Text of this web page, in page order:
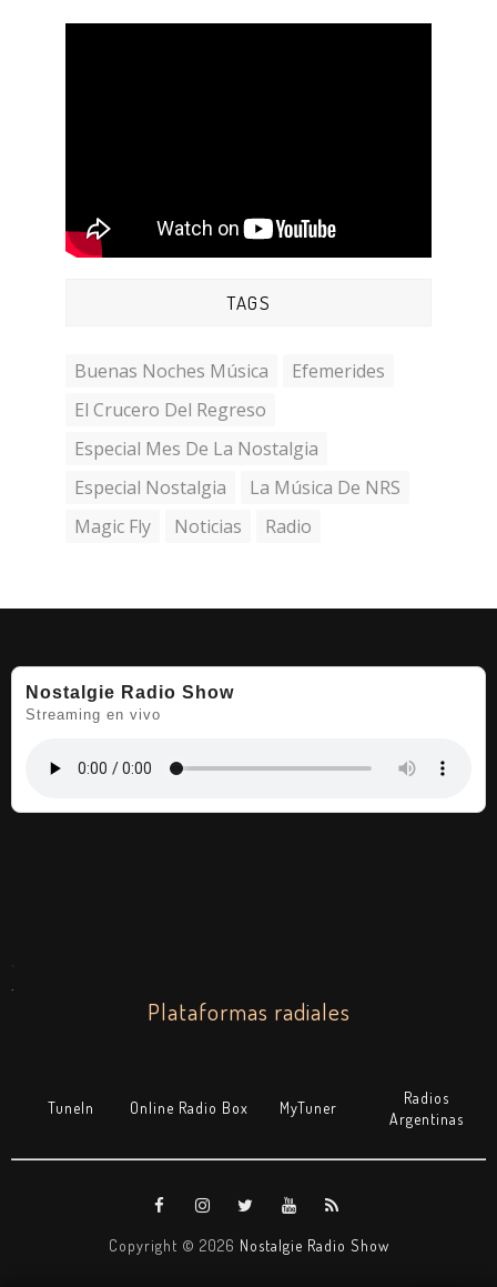
TAGS
Buenas Noches Música
Efemerides
El Crucero Del Regreso
Especial Mes De La Nostalgia
Especial Nostalgia
La Música De NRS
Magic Fly
Noticias Radio
Nostalgie Radio Show
Streaming en vivo
.
Plataformas radiales
TuneIn Online Radio Box MyTuner
Radios
Argentinas
Copyright © 2026 Nostalgie Radio Show